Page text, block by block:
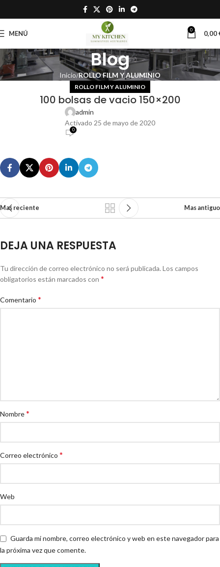
MENÚ 0 0,00
Blog
Inicio ROLLO FILM Y ALUMINIO
ROLLO FILM Y ALUMINIO
100 bolsas de vacio 150×200
admin
Activado 25 de mayo de 2020
0
Mas reciente Mas antiguo
DEJA UNA RESPUESTA
Tu dirección de correo electrónico no será publicada. Los campos
obligatorios están marcados con *
Comentario *
Nombre*
Correo electrónico *
Web
Guarda mi nombre, correo electrónico y web en este navegador para
la próxima vez que comente.